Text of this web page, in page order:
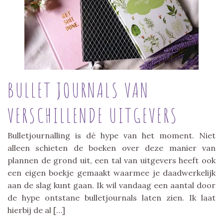
BULLET JOURNALS VAN
VERSCHILLENDE UITGEVERS
Bulletjournalling is dé hype van het moment. Niet
alleen schieten de boeken over deze manier van
plannen de grond uit, een tal van uitgevers heeft ook
een eigen boekje gemaakt waarmee je daadwerkelijk
aan de slag kunt gaan. Ik wil vandaag een aantal door
de hype ontstane bulletjournals laten zien. Ik laat
hierbij de al […]